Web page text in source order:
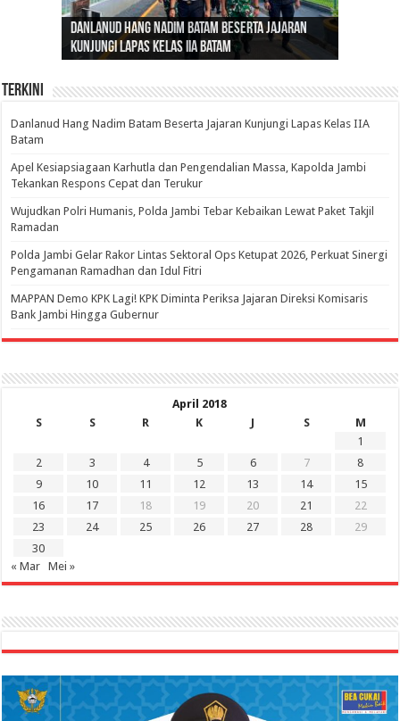
Danlanud Hang Nadim Batam Beserta Jajaran
Kunjungi Lapas Kelas IIA Batam
Silaturahmi dan Reses Komite I DPD RI di Polda
Jambi Bahas Sinergitas Penanganan Narkotika
Gubernur Al Haris: Lomba Cerdas Cermat Sarana
Edukasi Pembentukan Karakter Generasi
Penerus
Gubernur Al Haris Dorong Koperasi Merah Putih
Cepat Beroperasi Agar Bisa Layani Masyarakat
Penuhi Kebutuhannya
Sosok Fenomenal yang Menggetarkan
Nusantara: Ratu Wangsa, Wanita Berkelas
dengan Pengaruh Internasional
Terkini
Danlanud Hang Nadim Batam Beserta Jajaran Kunjungi Lapas Kelas IIA
Batam
Apel Kesiapsiagaan Karhutla dan Pengendalian Massa, Kapolda Jambi
Tekankan Respons Cepat dan Terukur
Wujudkan Polri Humanis, Polda Jambi Tebar Kebaikan Lewat Paket Takjil
Ramadan
Polda Jambi Gelar Rakor Lintas Sektoral Ops Ketupat 2026, Perkuat Sinergi
Pengamanan Ramadhan dan Idul Fitri
‎MAPPAN Demo KPK Lagi! KPK Diminta Periksa Jajaran Direksi Komisaris
Bank Jambi Hingga Gubernur ‎
April 2018
S
S R K J S
M
1
2
3 4 5 6 7
8
9
10 11 12 13 14
15
16
17 18 19 20 21
22
23
24 25 26 27 28
29
30
« Mar
Mei »